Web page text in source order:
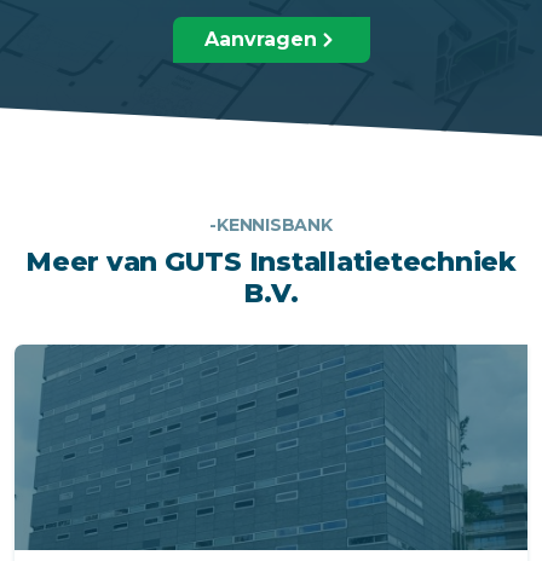
Aanvragen
-KENNISBANK
Meer van GUTS Installatietechniek
B.V.